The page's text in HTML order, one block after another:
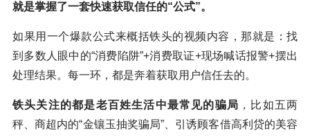
就是掌握了一套快速获取信任的“公式”。
如果用一个爆款公式来概括铁头的视频内容，那就是：找
到多数人眼中的“消费陷阱”+消费取证+现场喊话报警+摆出
处理结果。每一环，都是奔着获取用户信任去的。
铁头关注的都是老百姓生活中最常见的骗局 ，比如五两
秤、商超内的“金镶玉抽奖骗局”、引诱顾客借高利贷的美容